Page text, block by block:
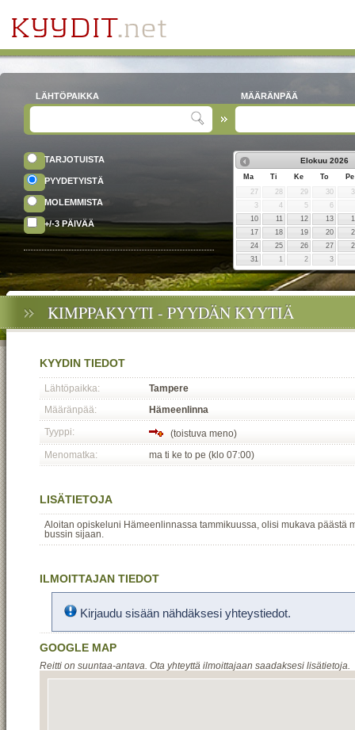
LÄHTÖPAIKKA MÄÄRÄNPÄÄ
TARJOTUISTA
PYYDETYISTÄ
MOLEMMISTA
+/-3 PÄIVÄÄ
Elokuu 2026
Ma Ti Ke To
Pe
27
28 29 30
3
4 5
6
10
11 12 13
17
18 19 20
24
25 26 27
31
1 2 3
KIMPPAKYYTI - PYYDÄN KYYTIÄ
KYYDIN TIEDOT
Lähtöpaikka:
Tampere
Määränpää:
Hämeenlinna
Tyyppi:
(toistuva meno)
Menomatka:
ma ti ke to pe (klo 07:00)
LISÄTIETOJA
Aloitan opiskeluni Hämeenlinnassa tammikuussa, olisi mukava päästä
bussin sijaan.
ILMOITTAJAN TIEDOT
Kirjaudu sisään nähdäksesi yhteystiedot.
GOOGLE MAP
Reitti on suuntaa-antava. Ota yhteyttä ilmoittajaan saadaksesi lisätietoja.